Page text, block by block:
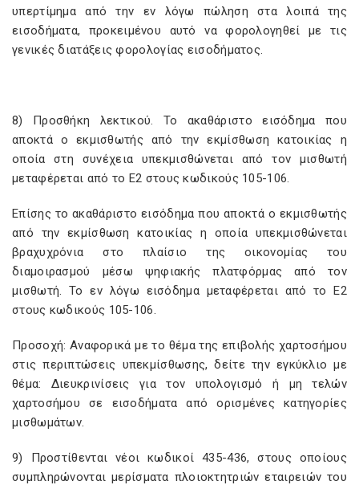
υπερτίμημα από την εν λόγω πώληση στα λοιπά της
εισοδήματα, προκειμένου αυτό να φορολογηθεί με τις
γενικές διατάξεις φορολογίας εισοδήματος.
8) Προσθήκη λεκτικού. Το ακαθάριστο εισόδημα που
αποκτά ο εκμισθωτής από την εκμίσθωση κατοικίας η
οποία στη συνέχεια υπεκμισθώνεται από τον μισθωτή
μεταφέρεται από το Ε2 στους κωδικούς 105-106.
Επίσης το ακαθάριστο εισόδημα που αποκτά ο εκμισθωτής
από την εκμίσθωση κατοικίας η οποία υπεκμισθώνεται
βραχυχρόνια στο πλαίσιο της οικονομίας του
διαμοιρασμού μέσω ψηφιακής πλατφόρμας από τον
μισθωτή. Το εν λόγω εισόδημα μεταφέρεται από το Ε2
στους κωδικούς 105-106.
Προσοχή: Αναφορικά με το θέμα της επιβολής χαρτοσήμου
στις περιπτώσεις υπεκμίσθωσης, δείτε την εγκύκλιο με
θέμα: Διευκρινίσεις για τον υπολογισμό ή μη τελών
χαρτοσήμου σε εισοδήματα από ορισμένες κατηγορίες
μισθωμάτων.
9) Προστίθενται νέοι κωδικοί 435-436, στους οποίους
συμπληρώνονται μερίσματα πλοιοκτητριών εταιρειών του